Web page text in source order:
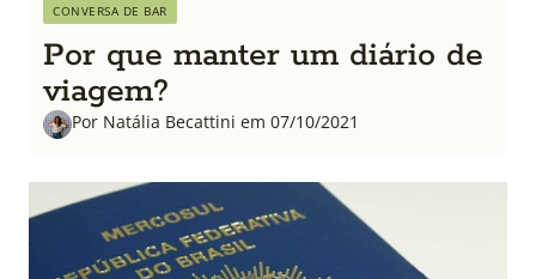
CONVERSA DE BAR
Por que manter um diário de
viagem?
Por Natália Becattini em 07/10/2021